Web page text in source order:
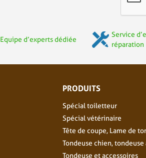
Equipe d’experts dédiée
Service
réparation
PRODUITS
Spécial toiletteur
Spécial vétérinaire
Tête de coupe, Lame de
Tondeuse chien, tondeuse
Tondeuse et accessoires